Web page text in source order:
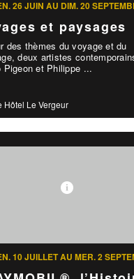
26 JUIN AU DIM. 20
et paysages
des thèmes du voyage et du
deux artistes
Pigeon et Philippe ...
Hôtel Le Vergeur
10 JUILLET AU MER. 2